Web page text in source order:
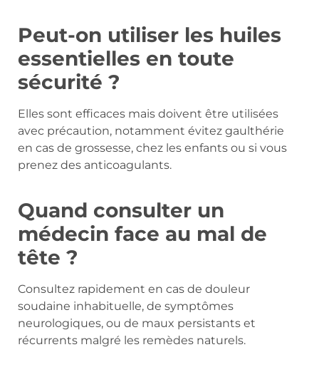
Peut-on utiliser les huiles
essentielles en toute
sécurité ?
Elles sont efficaces mais doivent être utilisées
avec précaution, notamment évitez gaulthérie
en cas de grossesse, chez les enfants ou si vous
prenez des anticoagulants.
Quand consulter un
médecin face au mal de
tête ?
Consultez rapidement en cas de douleur
soudaine inhabituelle, de symptômes
neurologiques, ou de maux persistants et
récurrents malgré les remèdes naturels.